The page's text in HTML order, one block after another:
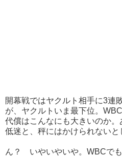
開幕戦ではヤクルト相手に3連
が、ヤクルトいま最下位。
代償はこんなにも大きいのか
低迷と、秤にはかけられないと
ん？ いやいやいや。WBCで